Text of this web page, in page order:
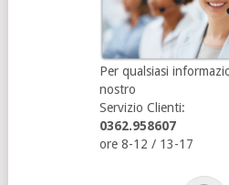
Per qualsiasi
nostro
Servizio Clienti:
0362.958607
ore 8-12 / 13-17